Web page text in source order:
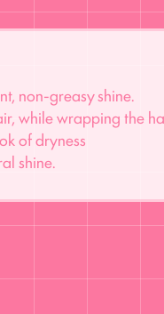
non-greasy shine.
while wrapping the
of dryness
shine.